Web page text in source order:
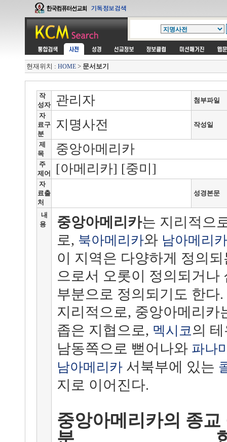
현재위치 : HOME > 문서보기
작
성자
관리자
첨부파일
자
료구
분
지명사전 작성일
제
목
중앙아메리카
주
제어
[아메리카] [중미]
자
료출
처
성경본문
내
용
중앙아메리카는 지리적으
로, 북아메리카와 남아메리카
이 지역은 다양하게 정의
으로서 오롯이 정의되거나
부분으로 정의되기도 한다.
지리적으로, 중앙아메리카
좁은 지협으로, 멕시코의
남동쪽으로 뻗어나와 파나
남아메리카서북부에 있는
지로 이어진다.
중앙아메리카의 종교